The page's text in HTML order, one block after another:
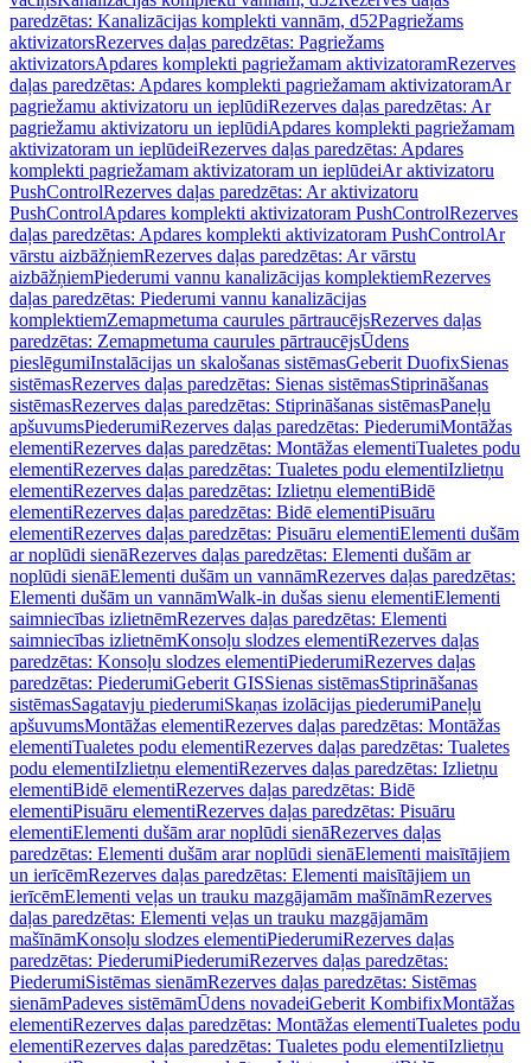
paredzētas: Kanalizācijas komplekti vannām, d52Pagriežams
aktivizatorsRezerves daļas paredzētas: Pagriežams
aktivizatorsApdares komplekti pagriežamam aktivizatoramRezerves
daļas paredzētas: Apdares komplekti pagriežamam aktivizatoramAr
pagriežamu aktivizatoru un ieplūdiRezerves daļas paredzētas: Ar
pagriežamu aktivizatoru un ieplūdiApdares komplekti pagriežamam
aktivizatoram un ieplūdeiRezerves daļas paredzētas: Apdares
komplekti pagriežamam aktivizatoram un ieplūdeiAr aktivizatoru
PushControlRezerves daļas paredzētas: Ar aktivizatoru
PushControlApdares komplekti aktivizatoram PushControlRezerves
daļas paredzētas: Apdares komplekti aktivizatoram PushControlAr
vārstu aizbāžņiemRezerves daļas paredzētas: Ar vārstu
aizbāžņiemPiederumi vannu kanalizācijas komplektiemRezerves
daļas paredzētas: Piederumi vannu kanalizācijas
komplektiemZemapmetuma caurules pārtraucējsRezerves daļas
paredzētas: Zemapmetuma caurules pārtraucējsŪdens
pieslēgumiInstalācijas un skalošanas sistēmasGeberit DuofixSienas
sistēmasRezerves daļas paredzētas: Sienas sistēmasStiprināšanas
sistēmasRezerves daļas paredzētas: Stiprināšanas sistēmasPaneļu
apšuvumsPiederumiRezerves daļas paredzētas: PiederumiMontāžas
elementiRezerves daļas paredzētas: Montāžas elementiTualetes podu
elementiRezerves daļas paredzētas: Tualetes podu elementiIzlietņu
elementiRezerves daļas paredzētas: Izlietņu elementiBidē
elementiRezerves daļas paredzētas: Bidē elementiPisuāru
elementiRezerves daļas paredzētas: Pisuāru elementiElementi dušām
ar noplūdi sienāRezerves daļas paredzētas: Elementi dušām ar
noplūdi sienāElementi dušām un vannāmRezerves daļas paredzētas:
Elementi dušām un vannāmWalk-in dušas sienu elementiElementi
saimniecības izlietnēmRezerves daļas paredzētas: Elementi
saimniecības izlietnēmKonsoļu slodzes elementiRezerves daļas
paredzētas: Konsoļu slodzes elementiPiederumiRezerves daļas
paredzētas: PiederumiGeberit GISSienas sistēmasStiprināšanas
sistēmasSagatavju piederumiSkaņas izolācijas piederumiPaneļu
apšuvumsMontāžas elementiRezerves daļas paredzētas: Montāžas
elementiTualetes podu elementiRezerves daļas paredzētas: Tualetes
podu elementiIzlietņu elementiRezerves daļas paredzētas: Izlietņu
elementiBidē elementiRezerves daļas paredzētas: Bidē
elementiPisuāru elementiRezerves daļas paredzētas: Pisuāru
elementiElementi dušām arar noplūdi sienāRezerves daļas
paredzētas: Elementi dušām arar noplūdi sienāElementi maisītājiem
un ierīcēmRezerves daļas paredzētas: Elementi maisītājiem un
ierīcēmElementi veļas un trauku mazgājamām mašīnāmRezerves
daļas paredzētas: Elementi veļas un trauku mazgājamām
mašīnāmKonsoļu slodzes elementiPiederumiRezerves daļas
paredzētas: PiederumiPiederumiRezerves daļas paredzētas:
PiederumiSistēmas sienāmRezerves daļas paredzētas: Sistēmas
sienāmPadeves sistēmāmŪdens novadeiGeberit KombifixMontāžas
elementiRezerves daļas paredzētas: Montāžas elementiTualetes podu
elementiRezerves daļas paredzētas: Tualetes podu elementiIzlietņu